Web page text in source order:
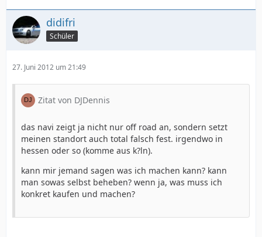
didifri
Schüler
27. Juni 2012 um 21:49
Zitat von DJDennis
das navi zeigt ja nicht nur off road an, sondern setzt
meinen standort auch total falsch fest. irgendwo in
hessen oder so (komme aus k?ln).
kann mir jemand sagen was ich machen kann? kann
man sowas selbst beheben? wenn ja, was muss ich
konkret kaufen und machen?